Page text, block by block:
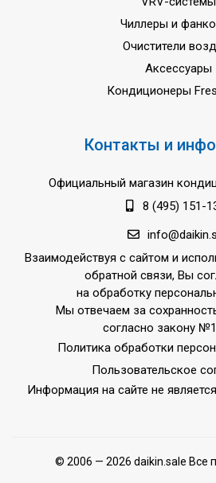
Чиллеры и
Очистители
Аксессуары
Кондиционеры
Контакты и
Официальный магазин
8 (495) 151-
Взаимодействуя с сайтом и
обратной связи, Вы
на обработку
Мы отвечаем за
согласно закону
Политика обработки
Пользовательское
Информация на сайте не
© 2006 — 2026 daikin.sale Все